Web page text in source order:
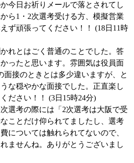
今日お祈りメールで落とされてし
ら1・2次選考受ける方、模擬営業
ず頑張ってください！！ (18日11時
れとはごく普通のことでした。答
ったと思います。雰囲気は役員面
面接のときとは多少違いますが、と
な穏やかな面接でした。正直楽し
ださい！！ (3日15時24分)
選考の際には「2次選考は大阪で受
ことだけ仰られてましたし、選考
については触れられてないので、
ませんね。ありがとうございまし